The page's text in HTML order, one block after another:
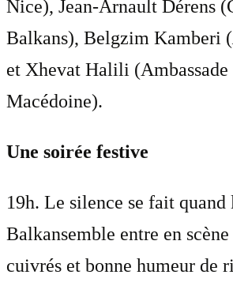
Nice), Jean-Arnault Dérens
Balkans), Belgzim Kamberi (
et Xhevat Halili (Ambassade
Macédoine).
Une soirée festive
19h. Le silence se fait quand
Balkansemble entre en
cuivrés et bonne humeur de